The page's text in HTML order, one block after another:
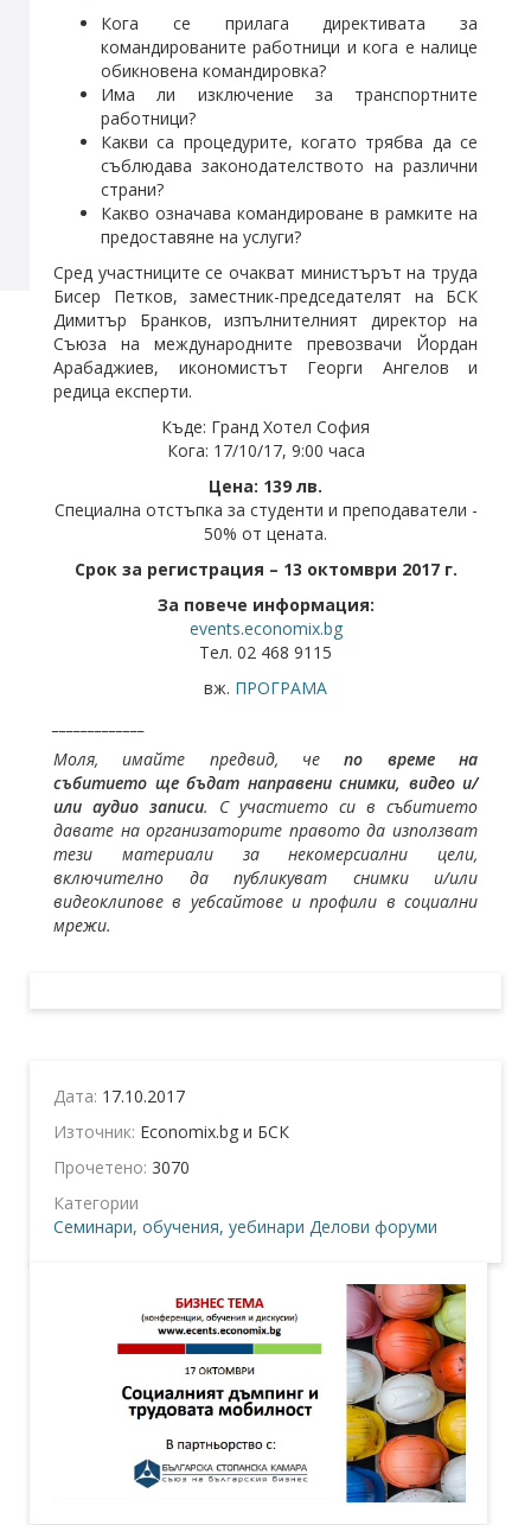
Кога се прилага директивата за
командированите работници и кога е налице
обикновена командировка?
Има ли изключение за транспортните
работници?
Какви са процедурите, когато трябва да се
съблюдава законодателството на различни
страни?
Какво означава командироване в рамките на
предоставяне на услуги?
Сред участниците се очакват министърът на труда
Бисер Петков, заместник-председателят на БСК
Димитър Бранков, изпълнителният директор на
Съюза на международните превозвачи Йордан
Арабаджиев, икономистът Георги Ангелов и
редица експерти.
Къде: Гранд Хотел София
Кога: 17/10/17, 9:00 часа
Цена: 139 лв.
Специална отстъпка за студенти и преподаватели -
50% от цената.
Срок за регистрация – 13 октомври 2017 г.
За повече информация:
events.economix.bg
Тел. 02 468 9115
вж. ПРОГРАМА
Моля, имайте предвид, чепо време на
събитието ще бъдат направени снимки, видео и/
или аудио записи. С участието си в събитието
давате на организаторите правото да използват
тези материали за некомерсиални цели,
включително да публикуват снимки и/или
видеоклипове в уебсайтове и профили в социални
мрежи.
Дата: 17.10.2017
Източник: Economix.bg и БСК
Прочетено: 3070
Категории
Семинари, обучения, уебинари Делови форуми